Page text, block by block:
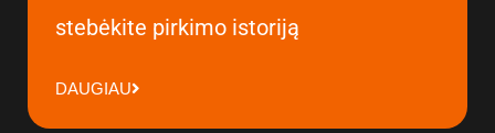
stebėkite pirkimo istoriją
DAUGIAU